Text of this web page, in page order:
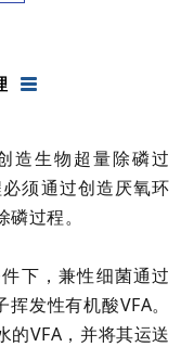
造生物超量除磷过
须通过创造厌氧环
过程。
下，兼性细菌通过
发性有机酸VFA。
的VFA，并将其运送